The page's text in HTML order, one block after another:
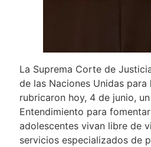
La Suprema Corte de
de las Naciones Unidas para
rubricaron hoy, 4 de junio,
Entendimiento para
adolescentes vivan libre de
servicios especializados de